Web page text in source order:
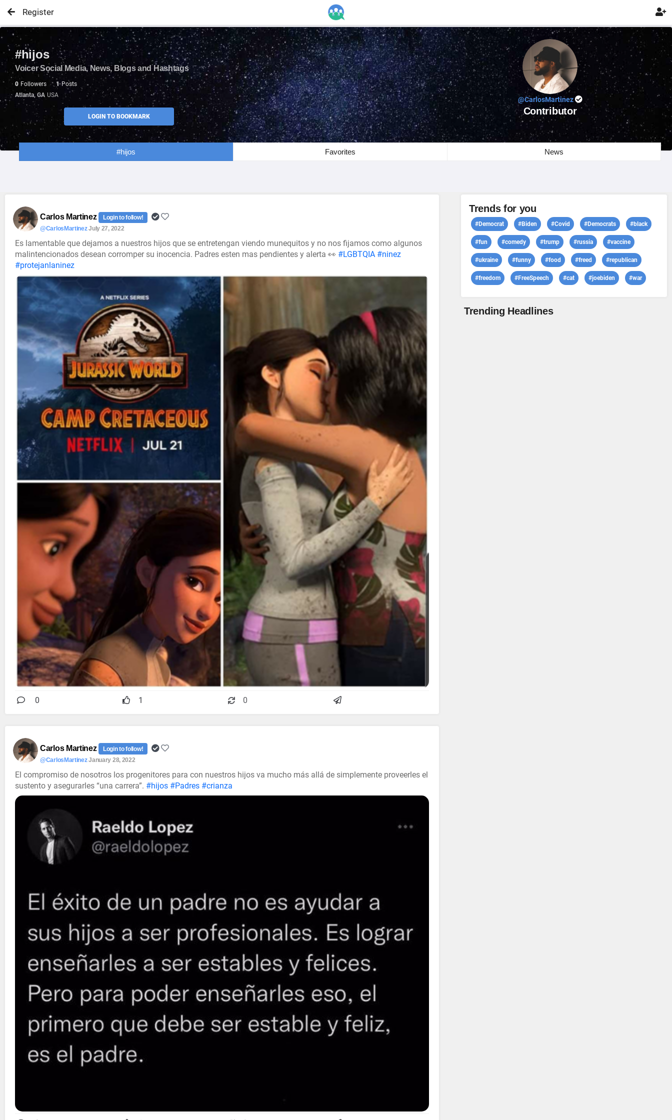
Register 
#hijos
Voicer Social Media, News, Blogs and Hashtags
0 Followers 1 Posts
Atlanta, GA USA
LOGIN TO BOOKMARK
@CarlosMartinez
Contributor
#hijos Favorites News
Carlos Martinez
Login to follow!
@CarlosMartinezJuly 27, 2022
Es lamentable que dejamos a nuestros hijos que se entretengan viendo munequitos y no nos fijamos como algunos
malintencionados desean corromper su inocencia. Padres esten mas pendientes y alerta 👀 #LGBTQIA #ninez
#protejanlaninez
0 1 0
Carlos Martinez
Login to follow!
@CarlosMartinezJanuary 28, 2022
El compromiso de nosotros los progenitores para con nuestros hijos va mucho más allá de simplemente proveerles el
sustento y asegurarles “una carrera”. #hijos #Padres #crianza
Trends for you
#Democrat #Biden #Covid #Democrats #black
#fun #comedy #trump #russia #vaccine
#ukraine #funny #food #freed #republican
#freedom #FreeSpeech #cat #joebiden #war
Trending Headlines